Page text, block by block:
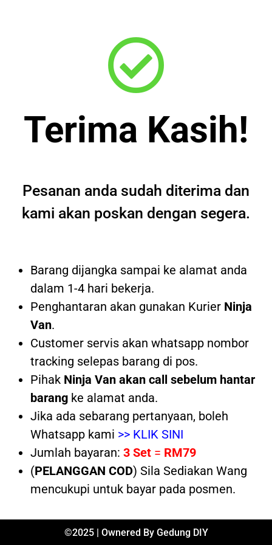
Terima Kasih!
Pesanan anda sudah diterima dan
kami akan poskan dengan segera.
Barang dijangka sampai ke alamat anda
dalam 1-4 hari bekerja.
Penghantaran akan gunakan Kurier Ninja
Van.
Customer servis akan whatsapp nombor
tracking selepas barang di pos.
Pihak Ninja Van akan call sebelum hantar
barang ke alamat anda.
Jika ada sebarang pertanyaan, boleh
Whatsapp kami >> KLIK SINI
Jumlah bayaran: 3 Set = RM79
(PELANGGAN COD) Sila Sediakan Wang
mencukupi untuk bayar pada posmen.
©2025 | Ownered By Gedung DIY